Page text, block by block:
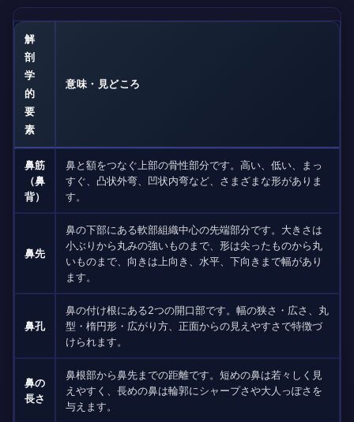
解
剖
学
的
要
素
意味・見どころ
鼻筋
（鼻
背）
鼻と額をつなぐ上部の骨性部分です。高い、低い、まっ
すぐ、凸状外弯、凹状内弯など、さまざまな形がありま
す。
鼻先
鼻の下部にある軟部組織中心の先端部分です。大きさは
小ぶりから丸みの強いものまで、形は尖ったものから丸
いものまで、向きは上向き、水平、下向きまで幅があり
ます。
鼻孔
鼻の付け根にある2つの開口部です。幅の狭さ・広さ、丸
型・楕円形・広がり方、正面からの見えやすさで特徴づ
けられます。
鼻の
長さ
鼻根部から鼻先までの距離です。短めの鼻は若々しく見
えやすく、長めの鼻は輪郭にシャープさや大人っぽさを
与えます。